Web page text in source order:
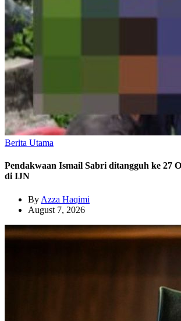
Berita Utama
Pendakwaan Ismail Sabri ditangguh ke 27
di IJN
By Azza Haqimi
August 7, 2026